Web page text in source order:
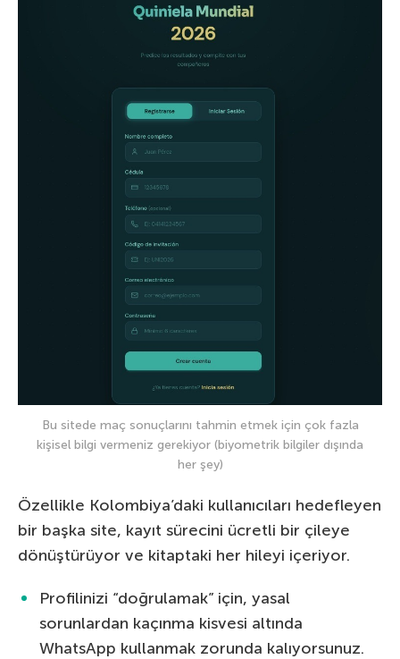
Bu sitede maç sonuçlarını tahmin etmek için çok fazla
kişisel bilgi vermeniz gerekiyor (biyometrik bilgiler dışında
her şey)
Özellikle Kolombiya’daki kullanıcıları hedefleyen
bir başka site, kayıt sürecini ücretli bir çileye
dönüştürüyor ve kitaptaki her hileyi içeriyor.
Profilinizi “doğrulamak” için, yasal
sorunlardan kaçınma kisvesi altında
WhatsApp kullanmak zorunda kalıyorsunuz.